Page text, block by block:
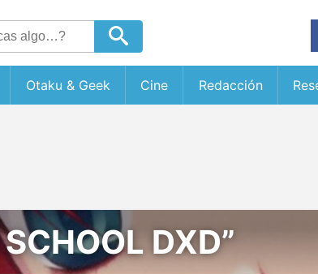
Otaku & Geek Cine Redacción
DXD”